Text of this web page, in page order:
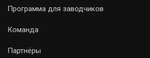
Программа для заводчиков
Команда
Партнёры